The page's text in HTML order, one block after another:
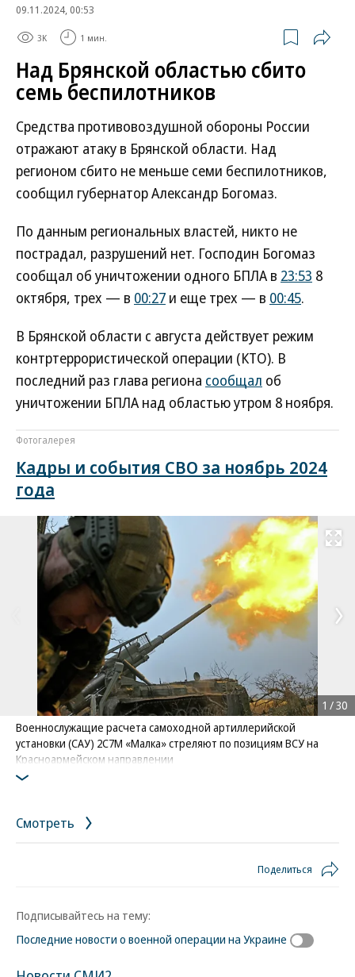
09.11.2024, 00:53
3K 1 мин.
Над Брянской областью сбито
семь беспилотников
Средства противовоздушной обороны России
отражают атаку в Брянской области. Над
регионом сбито не меньше семи беспилотников,
сообщил губернатор Александр Богомаз.
По данным региональных властей, никто не
пострадал, разрушений нет. Господин Богомаз
сообщал об уничтожении одного БПЛА в 23:53 8
октября, трех — в 00:27 и еще трех — в 00:45.
В Брянской области с августа действует режим
контртеррористической операции (КТО). В
последний раз глава региона сообщал об
уничтожении БПЛА над областью утром 8 ноября.
Фотогалерея
Кадры и события СВО за ноябрь 2024
года
Развернуть
Военнослужащие расчета самоходной артиллерийской
установки (САУ) 2С7М «Малка» стреляют по позициям ВСУ на
Красноармейском направлении
Фото: Станислав Красильников / РИА Новости
1 /30
Смотреть
Поделиться
Подписывайтесь на тему:
Последние новости о военной операции на Украине